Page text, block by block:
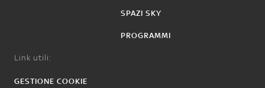
SPAZI SKY
PROGRAMMI
Link utili:
GESTIONE COOKIE